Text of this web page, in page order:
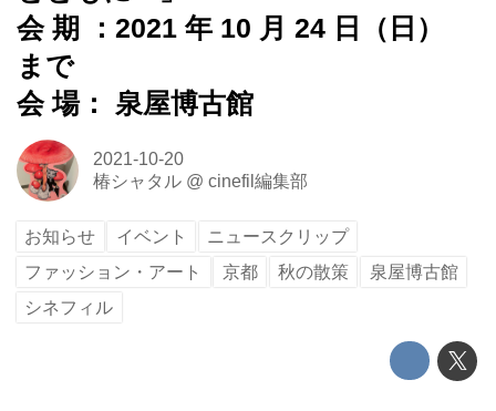
会 期 ：2021 年 10 月 24 日（日）
まで
会 場： 泉屋博古館
2021-10-20
椿シャタル@ cinefil編集部
お知らせ イベント
ニュースクリップ
ファッション・アート
京都 秋の散策
泉屋博古館
シネフィル